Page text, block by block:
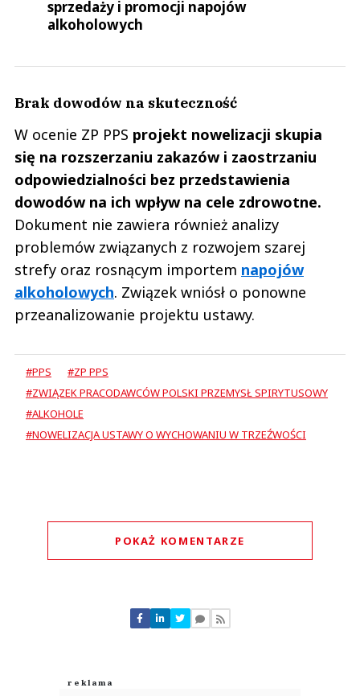
sprzedaży i promocji napojów
alkoholowych
Brak dowodów na skuteczność
W ocenie ZP PPS projekt nowelizacji skupia
się na rozszerzaniu zakazów i zaostrzaniu
odpowiedzialności bez przedstawienia
dowodów na ich wpływ na cele zdrowotne.
Dokument nie zawiera również analizy
problemów związanych z rozwojem szarej
strefy oraz rosnącym importem napojów
alkoholowych. Związek wniósł o ponowne
przeanalizowanie projektu ustawy.
#PPS
#ZP PPS
#ZWIĄZEK PRACODAWCÓW POLSKI PRZEMYSŁ SPIRYTUSOWY
#ALKOHOLE
#NOWELIZACJA USTAWY O WYCHOWANIU W TRZEŹWOŚCI
POKAŻ KOMENTARZE
Nie znaleziono komentarzy
Zostaw swoje komentarze